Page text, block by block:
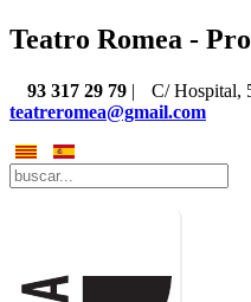
Teatro Romea -
93 317 29 79 |
C/ Hospital,
teatreromea@gmail.com